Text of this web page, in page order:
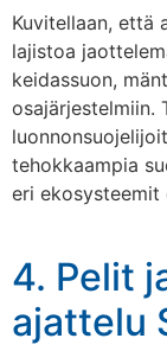
Kuvitellaan, että
lajistoa
keidassuon,
osajärjestelmiin.
tehokkaampia
eri ekosysteemit
4. Pelit
ajattelu